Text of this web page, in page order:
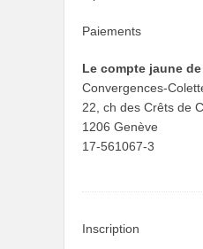
Paiements
Le compte jaune
Convergences-
22, ch des Crêts de
1206 Genève
17-561067-3
Inscription